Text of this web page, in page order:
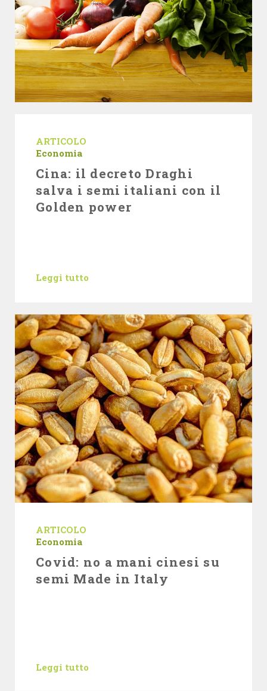
ARTICOLO
Economia
Cina: il decreto Draghi
salva i semi italiani con il
Golden power
Leggi tutto
ARTICOLO
Economia
Covid: no a mani cinesi su
semi Made in Italy
Leggi tutto